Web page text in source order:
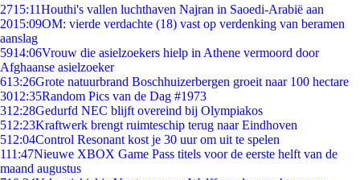
2715:11Houthi's vallen luchthaven Najran in Saoedi-Arabië aan
2015:09OM: vierde verdachte (18) vast op verdenking van beramen
aanslag
5914:06Vrouw die asielzoekers hielp in Athene vermoord door
Afghaanse asielzoeker
613:26Grote natuurbrand Boschhuizerbergen groeit naar 100 hectare
3012:35Random Pics van de Dag #1973
312:28Gedurfd NEC blijft overeind bij Olympiakos
512:23Kraftwerk brengt ruimteschip terug naar Eindhoven
512:04Control Resonant kost je 30 uur om uit te spelen
111:47Nieuwe XBOX Game Pass titels voor de eerste helft van de
maand augustus